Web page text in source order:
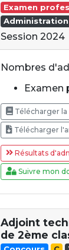
Examen
Administration
Session 2024
Nombres
Examen
Télécharger
Télécharger
Résultats
Suivre mon
Adjoint
de 2ème